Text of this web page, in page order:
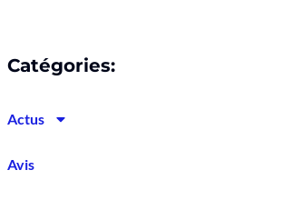
Catégories:
Actus
Avis